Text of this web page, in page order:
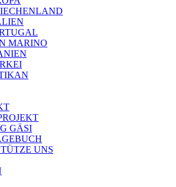
MARINO
GÄSI
UNS